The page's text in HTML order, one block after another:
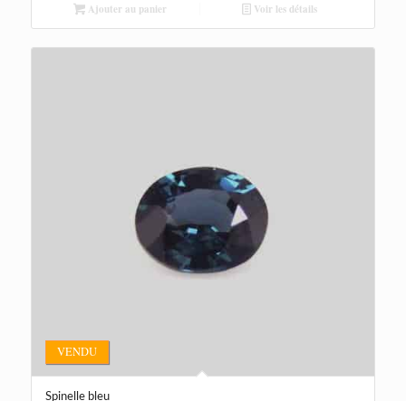
Ajouter au panier Voir les détails
Spinelle bleu
VENDU